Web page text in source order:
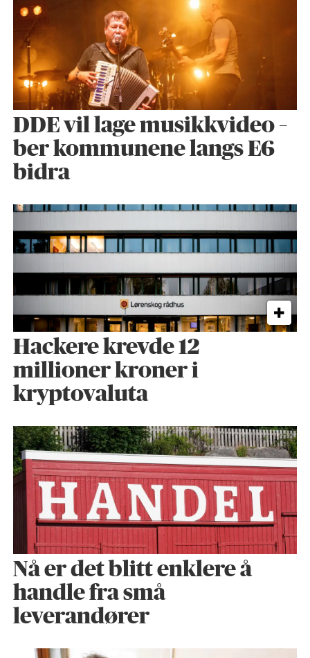
DDE vil lage musikkvideo –
ber kommunene langs E6
bidra
Hackere krevde 12
millioner kroner i
kryptovaluta
Nå er det blitt enklere å
handle fra små
leverandører